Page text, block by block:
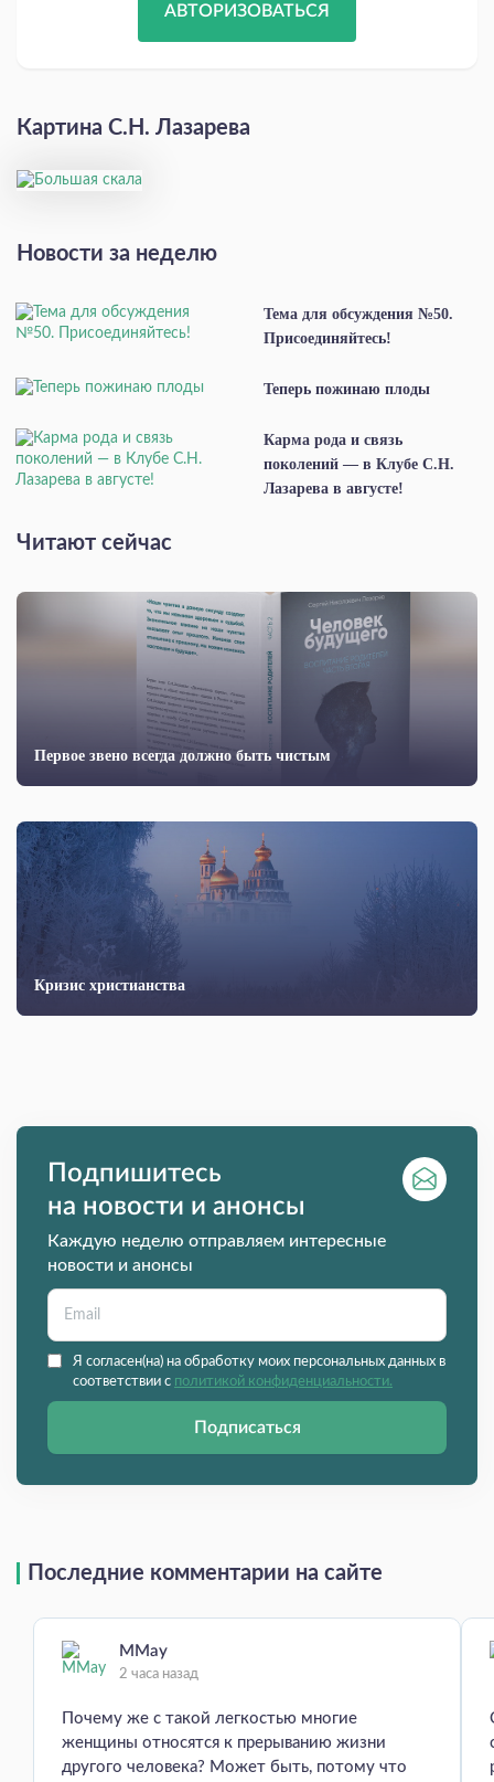
АВТОРИЗОВАТЬСЯ
Картина С.Н. Лазарева
Новости за неделю
Тема для обсуждения №50.
Присоединяйтесь!
Теперь пожинаю плоды
Карма рода и связь
поколений — в Клубе С.Н.
Лазарева в августе!
Читают сейчас
Первое звено всегда должно быть чистым
Кризис христианства
Подпишитесь
на новости и анонсы
Каждую неделю отправляем интересные
новости и анонсы
Я согласен(на) на обработку моих персональных данных в
соответствии с политикой конфиденциальности.
Подписаться
Последние комментарии на сайте
MMay
2 часа назад
Почему же с такой легкостью многие
женщины относятся к прерыванию жизни
другого человека? Может быть, потому что